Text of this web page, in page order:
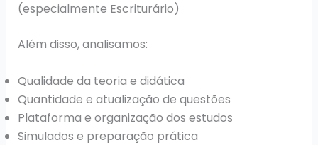
(especialmente Escriturário)
Além disso, analisamos:
Qualidade da teoria e didática
Quantidade e atualização de questões
Plataforma e organização dos estudos
Simulados e preparação prática